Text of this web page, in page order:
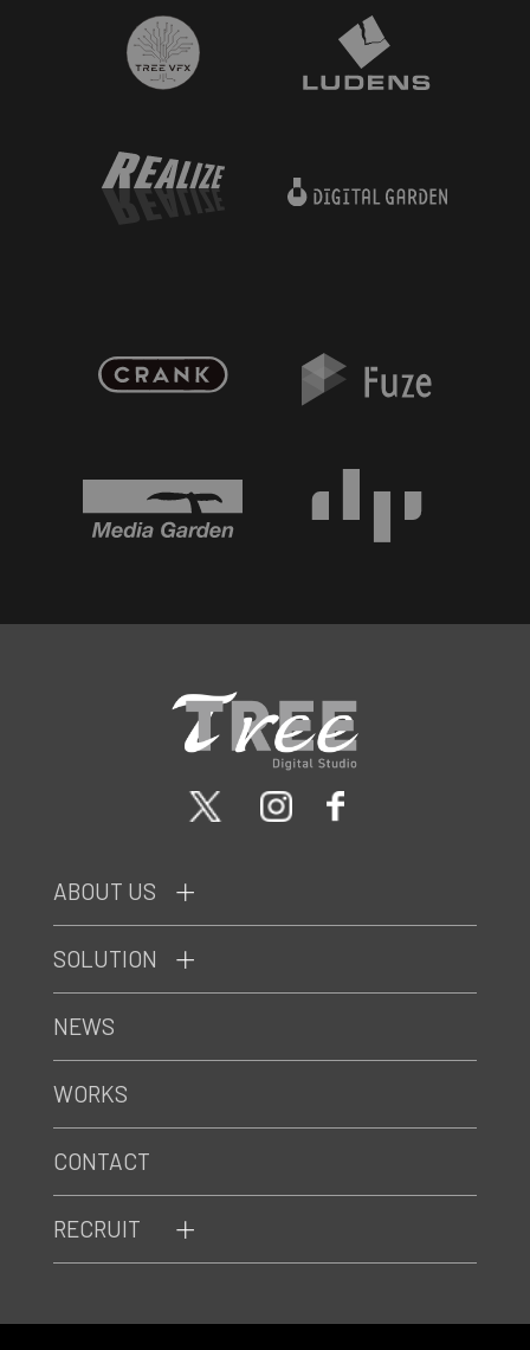
ABOUT US
SOLUTION
RECRUIT
NEWS
WORKS
CONTACT